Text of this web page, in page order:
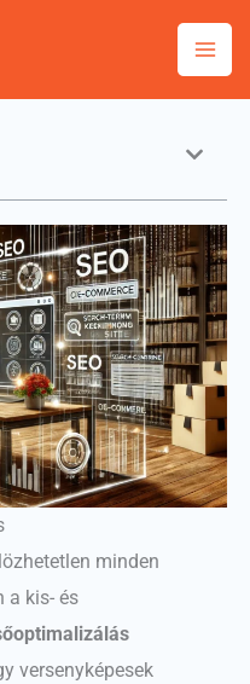
minden
a kis- és
versenyképesek